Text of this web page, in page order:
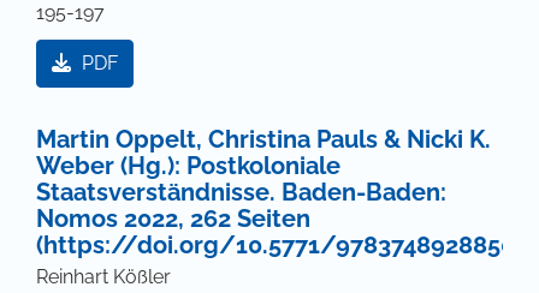
195-197
PDF
Martin Oppelt, Christina Pauls & Nicki K.
Weber (Hg.): Postkoloniale
Staatsverständnisse. Baden-Baden:
Nomos 2022, 262 Seiten
(https://doi.org/10.5771/9783748928850)
Reinhart Kößler